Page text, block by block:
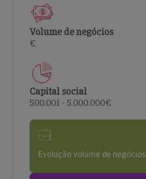
Volume de negócios
€
Capital social
500.001 - 5.000.000€
Evolução volume de negócios